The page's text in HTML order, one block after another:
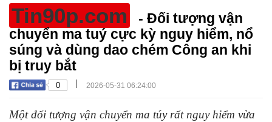
Tin90p.com
- Đối tượng vận
chuyển ma tuý cực kỳ nguy hiểm, nổ
súng và dùng dao chém Công an khi
bị truy bắt
0 | 2026-05-31 06:24:00
Một đối tượng vận chuyển ma túy rất nguy hiểm vừa